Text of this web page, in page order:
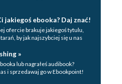
jakiegoś ebooka? Daj znać!
ofercie brakuje jakiegoś tytulu,
by jak najszybciej się u nas
»
lub nagrałeś audibook?
i sprzedawaj go w Ebookpoint!